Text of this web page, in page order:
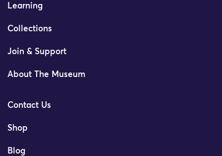
Learning
Collections
Join & Support
About The Museum
Contact Us
Shop
Blog